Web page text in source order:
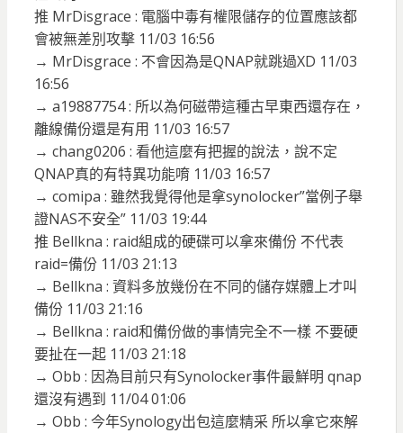
推 MrDisgrace : 電腦中毒有權限儲存的位置應該都
會被無差別攻擊 11/03 16:56
→ MrDisgrace : 不會因為是QNAP就跳過XD 11/03
16:56
→ a19887754 : 所以為何磁帶這種古早東西還存在，
離線備份還是有用 11/03 16:57
→ chang0206 : 看他這麼有把握的說法，說不定
QNAP真的有特異功能唷 11/03 16:57
→ comipa : 雖然我覺得他是拿synolocker”當例子舉
證NAS不安全” 11/03 19:44
推 Bellkna : raid組成的硬碟可以拿來備份 不代表
raid=備份 11/03 21:13
→ Bellkna : 資料多放幾份在不同的儲存媒體上才叫
備份 11/03 21:16
→ Bellkna : raid和備份做的事情完全不一樣 不要硬
要扯在一起 11/03 21:18
→ Obb : 因為目前只有Synolocker事件最鮮明 qnap
還沒有遇到 11/04 01:06
→ Obb : 今年Synology出包這麼精采 所以拿它來解